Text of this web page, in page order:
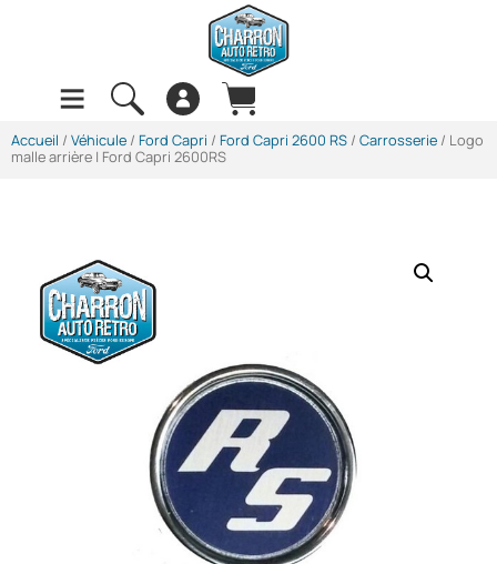
Accueil / Véhicule / Ford Capri / Ford Capri 2600 RS / Carrosserie / Logo
malle arrière | Ford Capri 2600RS